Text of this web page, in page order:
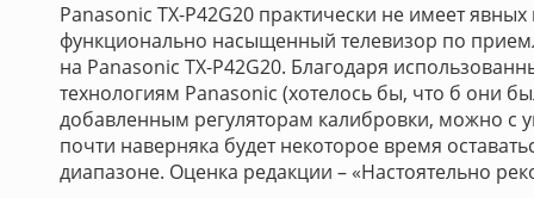
Panasonic TX-P42G20 практически не имеет
функционально насыщенный телевизор по
на Panasonic TX-P42G20. Благодаря
технологиям Panasonic (хотелось бы, что б они
добавленным регуляторам калибровки, можно с
почти наверняка будет некоторое время
диапазоне. Оценка редакции – «Настоятельно